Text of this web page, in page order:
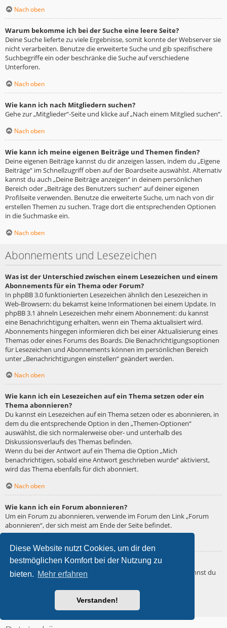
Diese Website nutzt Cookies, um dir den
bestmöglichen Komfort bei der Nutzung zu
bieten. Mehr erfahren
Verstanden!
Nach oben
Warum bekomme ich bei der Suche eine leere Seite?
Deine Suche lieferte zu viele Ergebnisse, somit konnte der Webserver sie
nicht verarbeiten. Benutze die erweiterte Suche und gib spezifischere
Suchbegriffe ein oder beschränke die Suche auf verschiedene
Unterforen.
Nach oben
Wie kann ich nach Mitgliedern suchen?
Gehe zur „Mitglieder“-Seite und klicke auf „Nach einem Mitglied suchen“.
Nach oben
Wie kann ich meine eigenen Beiträge und Themen finden?
Deine eigenen Beiträge kannst du dir anzeigen lassen, indem du „Eigene
Beiträge“ im Schnellzugriff oben auf der Boardseite auswählst. Alternativ
kannst du auch „Deine Beiträge anzeigen“ in deinem persönlichen
Bereich oder „Beiträge des Benutzers suchen“ auf deiner eigenen
Profilseite verwenden. Benutze die erweiterte Suche, um nach von dir
erstellen Themen zu suchen. Trage dort die entsprechenden Optionen
in die Suchmaske ein.
Nach oben
Abonnements und Lesezeichen
Was ist der Unterschied zwischen einem Lesezeichen und einem
Abonnements für ein Thema oder Forum?
In phpBB 3.0 funktionierten Lesezeichen ähnlich den Lesezeichen in
Web-Browsern: du bekamst keine Informationen bei einem Update. In
phpBB 3.1 ähneln Lesezeichen mehr einem Abonnement: du kannst
eine Benachrichtigung erhalten, wenn ein Thema aktualisiert wird.
Abonnements hingegen informieren dich bei einer Aktualisierung eines
Themas oder eines Forums des Boards. Die Benachrichtigungsoptionen
für Lesezeichen und Abonnements können im persönlichen Bereich
unter „Benachrichtigungen einstellen“ geändert werden.
Nach oben
Wie kann ich ein Lesezeichen auf ein Thema setzen oder ein
Thema abonnieren?
Du kannst ein Lesezeichen auf ein Thema setzen oder es abonnieren, in
dem du die entsprechende Option in den „Themen-Optionen“
auswählst, die sich normalerweise ober- und unterhalb des
Diskussionsverlaufs des Themas befinden.
Wenn du bei der Antwort auf ein Thema die Option „Mich
benachrichtigen, sobald eine Antwort geschrieben wurde“ aktivierst,
wird das Thema ebenfalls für dich abonniert.
Nach oben
Wie kann ich ein Forum abonnieren?
Um ein Forum zu abonnieren, verwende im Forum den Link „Forum
abonnieren“, der sich meist am Ende der Seite befindet.
Wie deaktiviere ich meine Abonnements?
Wenn du mehrere Abonnements deaktivieren möchtest, so kannst du
verwalten“ machen.